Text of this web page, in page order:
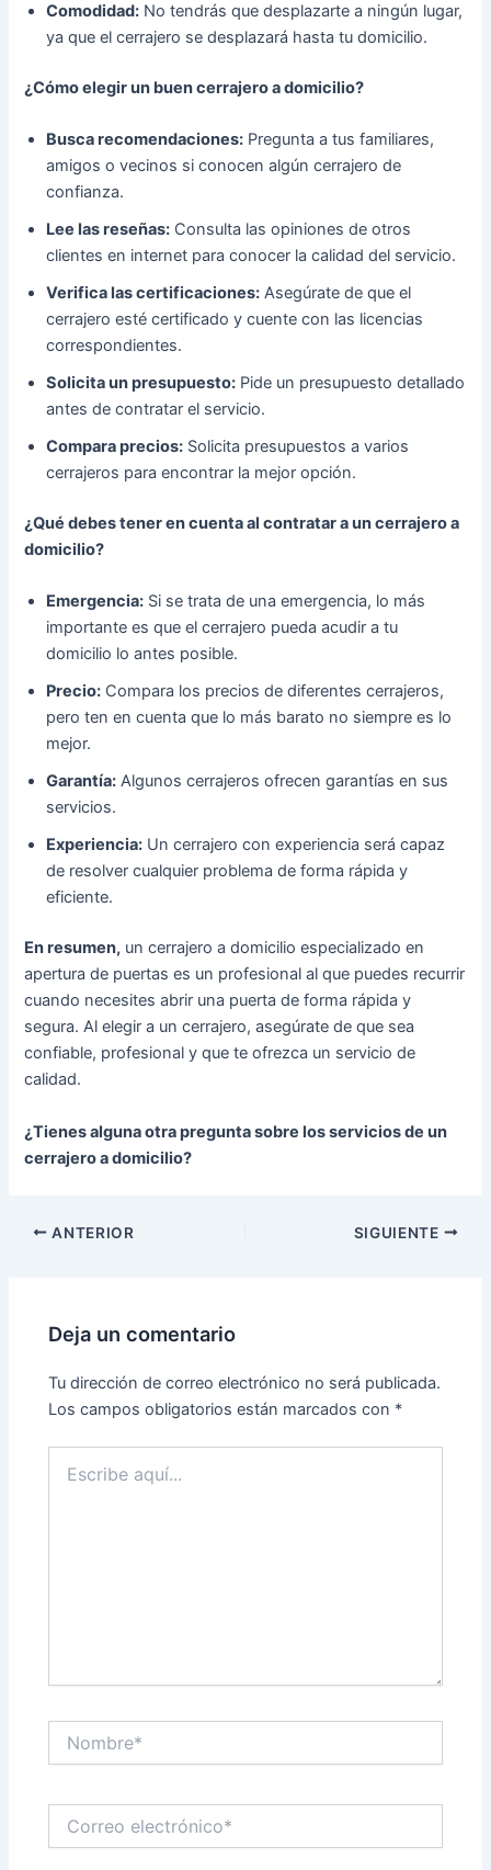
Comodidad: No tendrás que desplazarte a ningún lugar,
ya que el cerrajero se desplazará hasta tu domicilio.
¿Cómo elegir un buen cerrajero a domicilio?
Busca recomendaciones: Pregunta a tus familiares,
amigos o vecinos si conocen algún cerrajero de
confianza.
Lee las reseñas: Consulta las opiniones de otros
clientes en internet para conocer la calidad del servicio.
Verifica las certificaciones: Asegúrate de que el
cerrajero esté certificado y cuente con las licencias
correspondientes.
Solicita un presupuesto: Pide un presupuesto detallado
antes de contratar el servicio.
Compara precios: Solicita presupuestos a varios
cerrajeros para encontrar la mejor opción.
¿Qué debes tener en cuenta al contratar a un cerrajero a
domicilio?
Emergencia: Si se trata de una emergencia, lo más
importante es que el cerrajero pueda acudir a tu
domicilio lo antes posible.
Precio: Compara los precios de diferentes cerrajeros,
pero ten en cuenta que lo más barato no siempre es lo
mejor.
Garantía: Algunos cerrajeros ofrecen garantías en sus
servicios.
Experiencia: Un cerrajero con experiencia será capaz
de resolver cualquier problema de forma rápida y
eficiente.
En resumen, un cerrajero a domicilio especializado en
apertura de puertas es un profesional al que puedes recurrir
cuando necesites abrir una puerta de forma rápida y
segura. Al elegir a un cerrajero, asegúrate de que sea
confiable, profesional y que te ofrezca un servicio de
calidad.
¿Tienes alguna otra pregunta sobre los servicios de un
cerrajero a domicilio?
ANTERIOR SIGUIENTE
Deja un comentario
Tu dirección de correo electrónico no será publicada.
Los campos obligatorios están marcados con *
aquí...
electrónico*